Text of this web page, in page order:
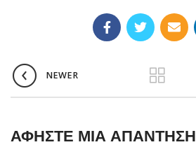
NEWER
ΑΦΉΣΤΕ ΜΙΑ ΑΠΆΝΤΗΣΗ